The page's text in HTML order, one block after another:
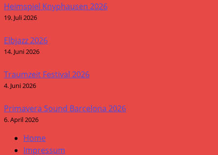
Heimspiel Knyphausen 2026
19. Juli 2026
Elbjazz 2026
14. Juni 2026
Traumzeit Festival 2026
4. Juni 2026
Primavera Sound Barcelona 2026
6. April 2026
Home
Impressum